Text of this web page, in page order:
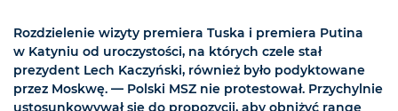
Rozdzielenie wizyty premiera Tuska i premiera Putina
w Katyniu od uroczystości, na których czele stał
prezydent Lech Kaczyński, również było podyktowane
przez Moskwę. — Polski MSZ nie protestował. Przychylnie
ustosunkowywał się do propozycji, aby obniżyć rangę